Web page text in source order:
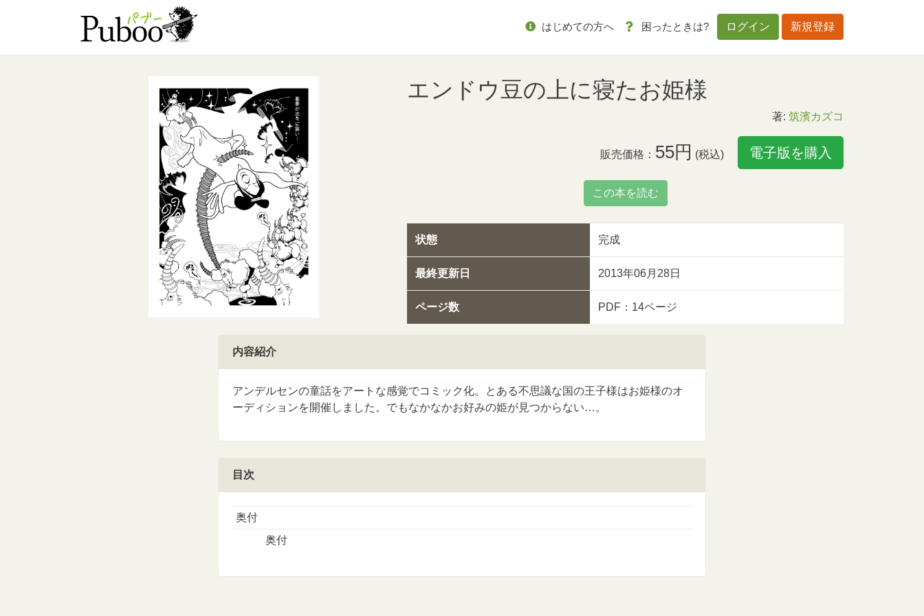
はじめての方へ 困ったときは? ログイン 新規登録
エンドウ豆の上に寝たお姫様
著: 筑濱カズコ
販売価格： 55円 (税込) 電子版を購入
この本を読む
状態 完成
最終更新日 2013年06月28日
ページ数 PDF：14ページ
内容紹介
アンデルセンの童話をアートな感覚でコミック化。とある不思議な国の王子様はお姫様のオ
ーディションを開催しました。でもなかなかお好みの姫が見つからない…。
目次
奥付
奥付